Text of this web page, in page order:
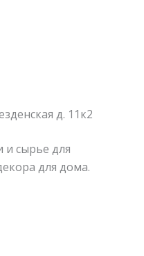
д. 11к2
и сырье для
для дома.